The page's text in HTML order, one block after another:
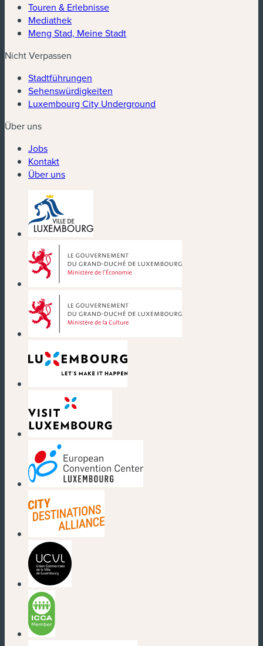
Touren & Erlebnisse
Mediathek
Meng Stad, Meine Stadt
Nicht Verpassen
Stadtführungen
Sehenswürdigkeiten
Luxembourg City Underground
Über uns
Jobs
Kontakt
Über uns